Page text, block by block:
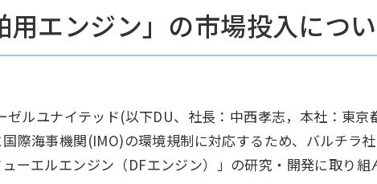
・イニシアチブ 方針一覧
用エンジン」の市場投入につ
ルユナイテッド(以下DU、社長：中西孝志，本社：東京
際海事機関(IMO)の環境規制に対応するため、バルチラ
ーエルエンジン（DFエンジン）」の研究・開発に取り組